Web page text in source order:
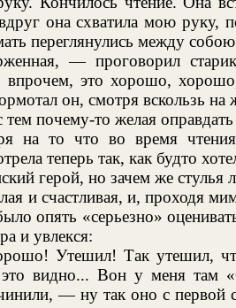
она схватила мою руку,
переглянулись между
— проговорил
это хорошо,
он, смотря вскользь на
тем почему-то желая
на то что во время
теперь так, как будто
герой, но зачем же стулья
и счастливая, и, проходя
опять «серьезно»
и увлекся:
Утешил! Так утешил,
видно... Вон у меня там
— ну так оно с первой